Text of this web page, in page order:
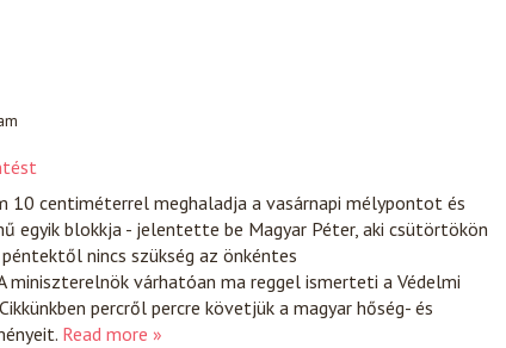
10 centiméterrel meghaladja a vasárnapi mélypontot és
egyik blokkja - jelentette be Magyar Péter, aki csütörtökön
nincs szükség az önkéntes
miniszterelnök várhatóan ma reggel ismerteti a Védelmi
percről percre követjük a magyar hőség- és
Read more »